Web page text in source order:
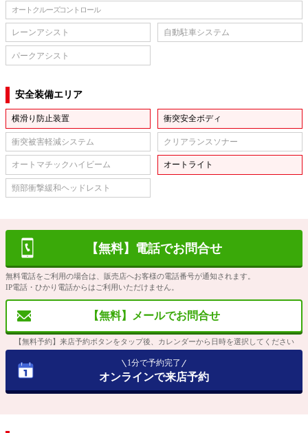
オートクルーズコントロール
レーンアシスト 自動駐車システム
パークアシスト
安全装備エリア
横滑り防止装置 衝突安全ボディ
衝突被害軽減システム クリアランスソナー
オートマチックハイビーム オートライト
頸部衝撃緩和ヘッドレスト
【無料】電話でお問合せ
無料電話をご利用の場合は、販売店へお客様の電話番号が通知されます。
IP電話・ひかり電話からはご利用いただけません。
【無料】メールでお問合せ
【無料予約】来店予約ボタンをタップ後、カレンダーから日時を選択してください
1分で予約完了
オンラインで来店予約